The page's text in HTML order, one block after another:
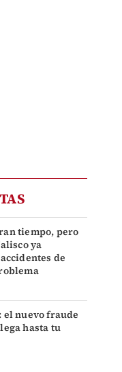
tiempo, pero
ya
de
el nuevo fraude
hasta tu